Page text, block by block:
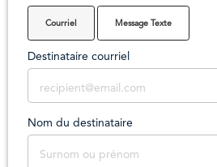
Courriel Message Texte
Destinataire courriel
Nom du destinataire